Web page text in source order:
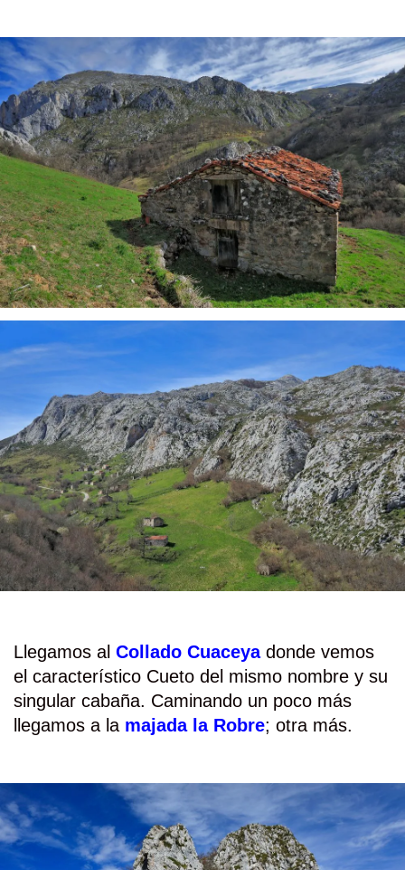
Llegamos al Collado Cuaceyadonde vemos
el característico Cueto del mismo nombre y su
singular cabaña. Caminando un poco más
llegamos a la majada la Robre; otra más.